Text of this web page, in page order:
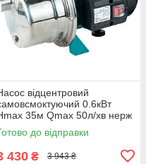
відцентровий
0.6кВт
35м Qmax 50л/хв нерж
EKJ-602S (775311)
до відправки
430 ₴ 3 943 ₴